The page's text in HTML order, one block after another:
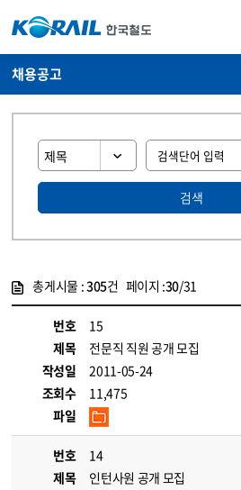
채용공고
검색
총게시물 :305건 페이지 :30/31
번호
15
제목
전문직 직원 공개 모집
작성일
2011-05-24
조회수
11,475
파일
번호
14
제목
인턴사원 공개 모집